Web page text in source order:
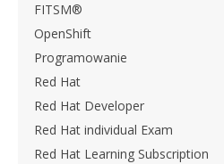
FITSM®
OpenShift
Programowanie
Red Hat
Red Hat Developer
Red Hat individual Exam
Red Hat Learning Subscription